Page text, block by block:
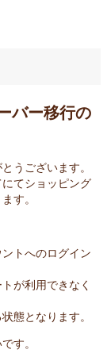
バー移行の
うございます。
てショッピング
す。
トへのログイン
が利用できなく
態となります。
す。